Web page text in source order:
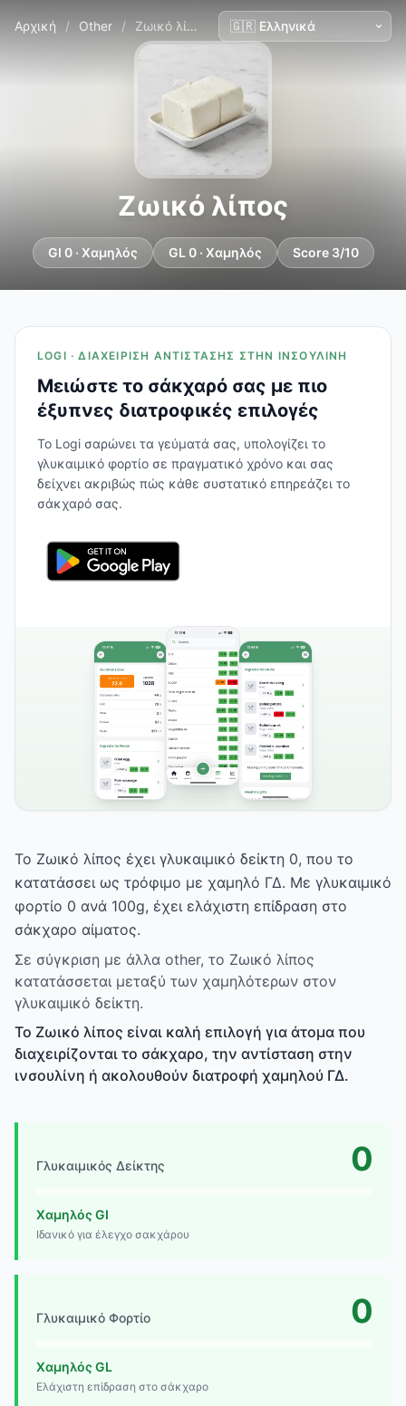
Αρχική / Other / Ζωικό λίπος
Ζωικό λίπος
GI 0 · Χαμηλός GL 0 · Χαμηλός Score 3/10
LOGI · ΔΙΑΧΕΊΡΙΣΗ ΑΝΤΊΣΤΑΣΗΣ ΣΤΗΝ ΙΝΣΟΥΛΊΝΗ
Μειώστε το σάκχαρό σας με πιο
έξυπνες διατροφικές επιλογές
Το Logi σαρώνει τα γεύματά σας, υπολογίζει το
γλυκαιμικό φορτίο σε πραγματικό χρόνο και σας
δείχνει ακριβώς πώς κάθε συστατικό επηρεάζει το
σάκχαρό σας.
Το Ζωικό λίπος έχει γλυκαιμικό δείκτη 0, που το
κατατάσσει ως τρόφιμο με χαμηλό ΓΔ. Με γλυκαιμικό
φορτίο 0 ανά 100g, έχει ελάχιστη επίδραση στο
σάκχαρο αίματος.
Σε σύγκριση με άλλα other, το Ζωικό λίπος
κατατάσσεται μεταξύ των χαμηλότερων στον
γλυκαιμικό δείκτη.
Το Ζωικό λίπος είναι καλή επιλογή για άτομα που
διαχειρίζονται το σάκχαρο, την αντίσταση στην
ινσουλίνη ή ακολουθούν διατροφή χαμηλού ΓΔ.
Γλυκαιμικός Δείκτης 0
Χαμηλός GI
Ιδανικό για έλεγχο σακχάρου
Γλυκαιμικό Φορτίο 0
Χαμηλός GL
Ελάχιστη επίδραση στο σάκχαρο